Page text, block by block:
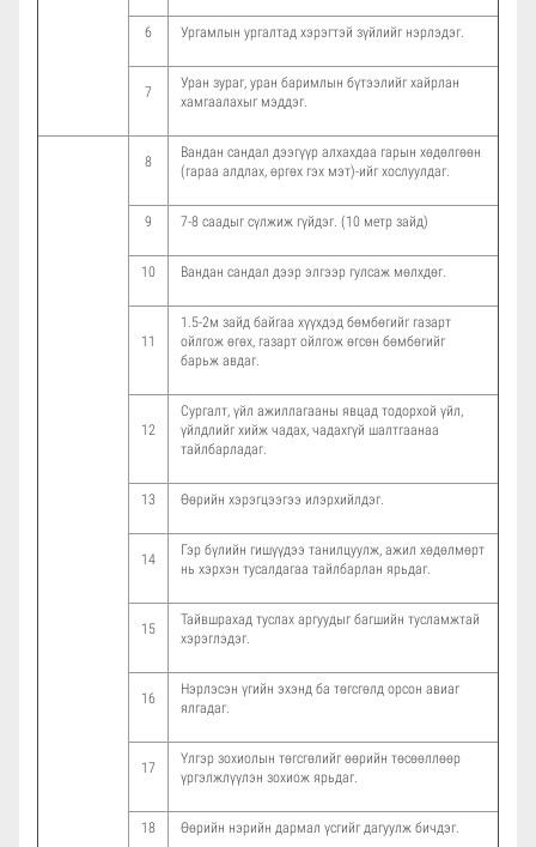
6 Ургамлын ургалтад хэрэгтэй зүйлийг нэрлэдэг.
7
Уран зураг, уран баримлын бүтээлийг хайрлан
хамгаалахыг мэддэг.
8
Вандан сандал дээгүүр алхахдаа гарын хөдөлгөөн
(гараа алдлах, өргөх гэх мэт)-ийг хослуулдаг.
9 7-8 саадыг сүлжиж гүйдэг. (10 метр зайд)
10 Вандан сандал дээр элгээр гулсаж мөлхдөг.
11
1.5-2м зайд байгаа хүүхдэд бөмбөгийг газарт
ойлгож өгөх, газарт ойлгож өгсөн бөмбөгийг
барьж авдаг.
12
Сургалт, үйл ажиллагааны явцад тодорхой үйл,
үйлдлийг хийж чадах, чадахгүй шалтгаанаа
тайлбарладаг.
13 Өөрийн хэрэгцээгээ илэрхийлдэг.
14
Гэр бүлийн гишүүдээ танилцуулж, ажил хөдөлмөрт
нь хэрхэн тусалдагаа тайлбарлан ярьдаг.
15
Тайвшрахад туслах аргуудыг багшийн тусламжтай
хэрэглэдэг.
16
Нэрлэсэн үгийн эхэнд ба төгсгөлд орсон авиаг
ялгадаг.
17
Үлгэр зохиолын төгсгөлийг өөрийн төсөөллөөр
үргэлжлүүлэн зохиож ярьдаг.
18 Өөрийн нэрийн дармал үсгийг дагуулж бичдэг.